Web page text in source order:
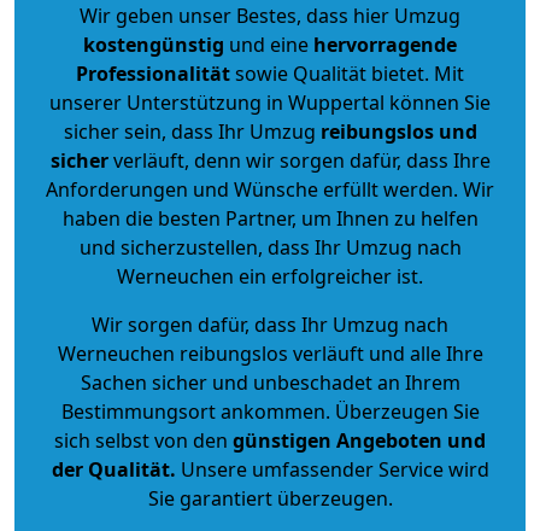
Wir geben unser Bestes, dass hier Umzug
kostengünstig und eine hervorragende
Professionalitätsowie Qualität bietet. Mit
unserer Unterstützung in Wuppertal können Sie
sicher sein, dass Ihr Umzug reibungslos und
sicherverläuft, denn wir sorgen dafür, dass Ihre
Anforderungen und Wünsche erfüllt werden. Wir
haben die besten Partner, um Ihnen zu helfen
und sicherzustellen, dass Ihr Umzug nach
Werneuchen ein erfolgreicher ist.
Wir sorgen dafür, dass Ihr Umzug nach
Werneuchen reibungslos verläuft und alle Ihre
Sachen sicher und unbeschadet an Ihrem
Bestimmungsort ankommen. Überzeugen Sie
sich selbst von den günstigen Angeboten und
der Qualität. Unsere umfassender Service wird
Sie garantiert überzeugen.